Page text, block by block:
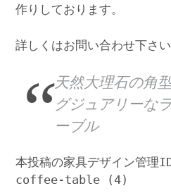
作りしております。
詳しくはお問い合わせ下さい
天然大理石の角
グジュアリーな
ーブル
本投稿の家具デザイン管
coffee-table (4)